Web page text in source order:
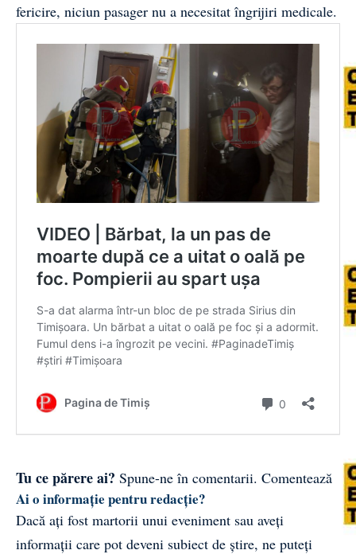
fericire, niciun pasager nu a necesitat îngrijiri medicale.
Tu ce părere ai? Spune-ne în comentarii. Comentează
Ai o informație pentru redacție?
Dacă ați fost martorii unui eveniment sau aveți
informații care pot deveni subiect de știre, ne puteți